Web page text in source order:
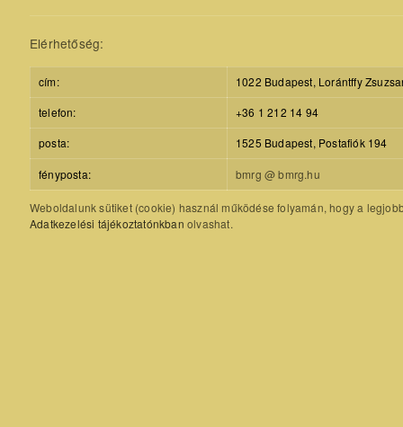
Elérhetőség:
cím:
1022 Budapest, Lorántffy
telefon:
+36 1 212 14 94
posta:
1525 Budapest, Postafiók 194
fényposta: bmrg @ bmrg.hu
Weboldalunk sütiket (cookie) használ működése folyamán, hogy a
Adatkezelési tájékoztatónkban olvashat.